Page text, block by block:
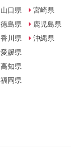
山口県
徳島県
香川県
愛媛県
高知県
福岡県
宮崎県
鹿児島県
沖縄県